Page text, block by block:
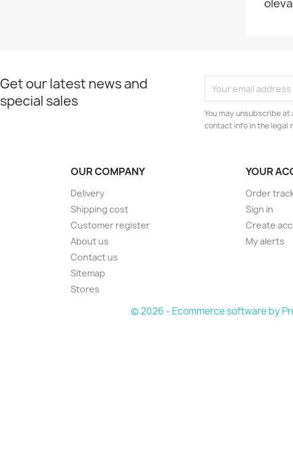
Get our latest news and
special sales
You may unsubscribe
contact info in the legal
OUR COMPANY
Delivery
Shipping cost
Customer register
About us
Contact us
Sitemap
Stores
YOUR
Order
Sign in
Create
My alerts
© 2026 - Ecommerce software by